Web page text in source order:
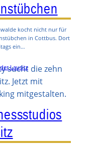
kocht nicht nur für
in Cottbus. Dort
ein…
Lausitz